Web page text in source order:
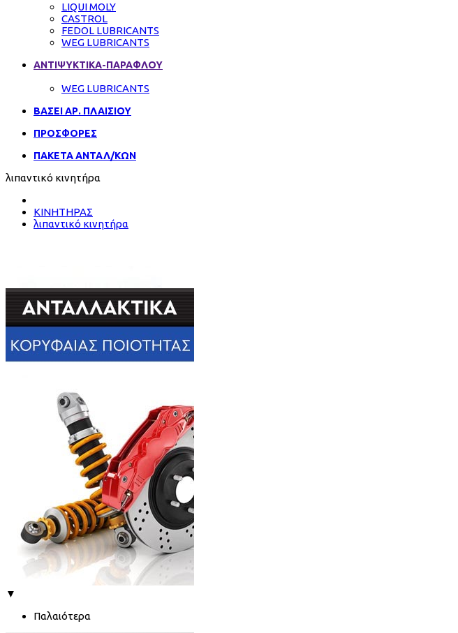
LIQUI MOLY
CASTROL
FEDOL LUBRICANTS
WEG LUBRICANTS
ΑΝΤΙΨΥΚΤΙΚΑ-ΠΑΡΑΦΛΟΥ
WEG LUBRICANTS
ΒΑΣΕΙ ΑΡ. ΠΛΑΙΣΙΟΥ
ΠΡΟΣΦΟΡΕΣ
ΠΑΚΕΤΑ ΑΝΤΑΛ/ΚΩΝ
λιπαντικό κινητήρα
ΚΙΝΗΤΗΡΑΣ
λιπαντικό κινητήρα
▼
Παλαιότερα